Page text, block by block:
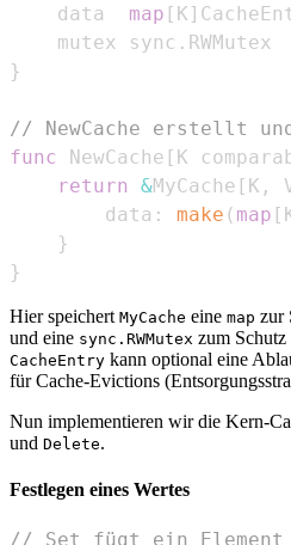
	data
map [ K ]
	mutex sync
.
}
// NewCache erstellt
func NewCache [ K
return
&MyCache [ K ,
		data
: make ( map [
}
}
Hier speichert MyCache eine map zur
und eine sync.RWMutex zum
CacheEntry kann optional eine
für Cache-Evictions
Nun implementieren wir die Kern-
und Delete.
Festlegen eines Wertes
// Set fügt ein Element